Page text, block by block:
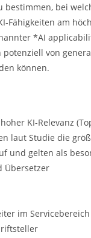
bestimmen, bei
am
*AI
potenziell von
können.
KI-Relevanz
laut Studie die
und gelten als
Übersetzer
im Servicebereich